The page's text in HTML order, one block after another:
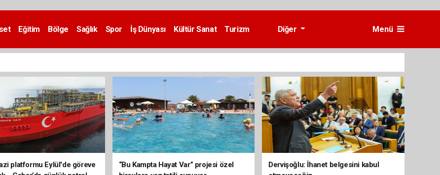
Eğitim Bölge Sağlık Spor İş Dünyası Kültür Sanat
Turizm
Diğer Menü
platformu Eylül'de göreve
“Bu Kampta Hayat Var” projesi özel
Dervişoğlu: İhanet belgesini kabul